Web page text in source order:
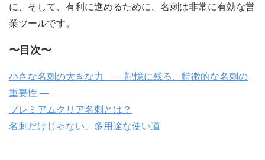
に、そして、有利に進めるために、名刺は非常に有効な営
業ツールです。
〜目次〜
小さな名刺の大きな力 ― 記憶に残る、特徴的な名刺の
重要性 ―
プレミアムクリア名刺とは？
名刺だけじゃない、多用途な使い道